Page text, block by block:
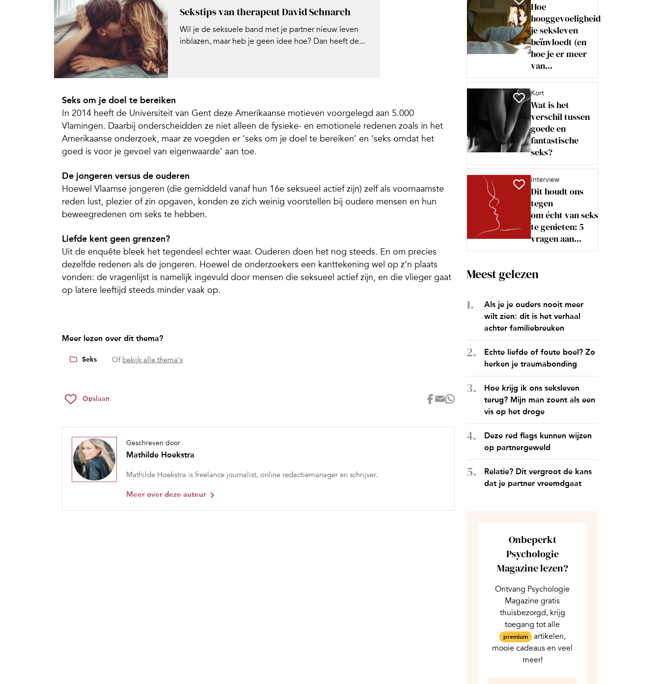
Sekstips van therapeut David Schnarch
Wil je de seksuele band met je partner nieuw leven
inblazen, maar heb je geen idee hoe? Dan heeft de...
Seks om je doel te bereiken
In 2014 heeft de Universiteit van Gent deze Amerikaanse motieven voorgelegd aan 5.000
Vlamingen. Daarbij onderscheidden ze niet alleen de fysieke- en emotionele redenen zoals in het
Amerikaanse onderzoek, maar ze voegden er ‘seks om je doel te bereiken’ en ‘seks omdat het
goed is voor je gevoel van eigenwaarde’ aan toe.
De jongeren versus de ouderen
Hoewel Vlaamse jongeren (die gemiddeld vanaf hun 16e seksueel actief zijn) zelf als voornaamste
reden lust, plezier of zin opgaven, konden ze zich weinig voorstellen bij oudere mensen en hun
beweegredenen om seks te hebben.
Liefde kent geen grenzen?
Uit de enquête bleek het tegendeel echter waar. Ouderen doen het nog steeds. En om precies
dezelfde redenen als de jongeren. Hoewel de onderzoekers een kanttekening wel op z’n plaats
vonden: de vragenlijst is namelijk ingevuld door mensen die seksueel actief zijn, en die vlieger gaat
op latere leeftijd steeds minder vaak op.
Meer lezen over dit thema?
Seks Of bekijk alle thema's
Opslaan
Geschreven door
Mathilde Hoekstra
Mathilde Hoekstra is freelance journalist, online redactiemanager en schrijver.
Meer over deze auteur
Hoe
hooggevoeligheid
je seksleven
beïnvloedt (en
hoe je er meer
van...
Kort
Wat is het
verschil tussen
goede en
fantastische
seks?
Interview
Dit houdt ons
tegen
om écht van seks
te genieten: 5
vragen aan...
Meest gelezen
Als je je ouders nooit meer
wilt zien: dit is het verhaal
achter familiebreuken
Echte liefde of foute boel? Zo
herken je traumabonding
Hoe krijg ik ons seksleven
terug? Mijn man zoent als een
vis op het droge
Deze red flags kunnen wijzen
op partnergeweld
Relatie? Dit vergroot de kans
dat je partner vreemdgaat
Onbeperkt
Psychologie
Magazine lezen?
Ontvang Psychologie
Magazine gratis
thuisbezorgd, krijg
toegang tot alle
premium artikelen,
mooie cadeaus en veel
meer!